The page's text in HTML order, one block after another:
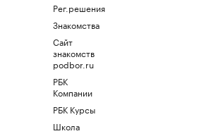
Рег.решения
Знакомства
Сайт
знакомств
podbor.ru
РБК
Компании
РБК Курсы
Школа